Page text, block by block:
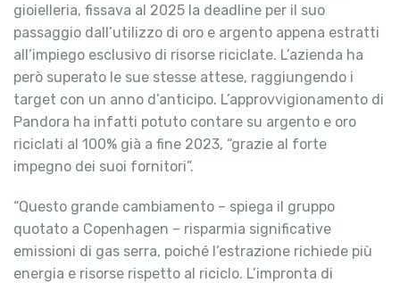
gioielleria, fissava al 2025 la deadline per il suo
passaggio dall’utilizzo di oro e argento appena estratti
all’impiego esclusivo di risorse riciclate. L’azienda ha
però superato le sue stesse attese, raggiungendo i
target con un anno d’anticipo. L’approvvigionamento di
Pandora ha infatti potuto contare su argento e oro
riciclati al 100% già a fine 2023, “grazie al forte
impegno dei suoi fornitori”.
“Questo grande cambiamento – spiega il gruppo
quotato a Copenhagen – risparmia significative
emissioni di gas serra, poiché l’estrazione richiede più
energia e risorse rispetto al riciclo. L’impronta di